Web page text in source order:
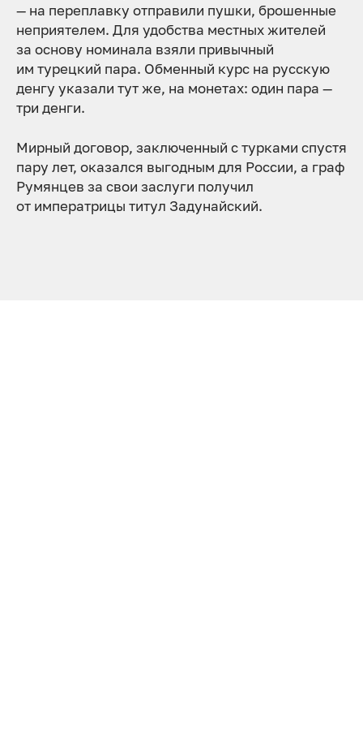
— на переплавку отправили пушки, брошенные
неприятелем. Для удобства местных жителей
за основу номинала взяли привычный
им турецкий пара. Обменный курс на русскую
денгу указали тут же, на монетах: один пара —
три денги.
Мирный договор, заключенный с турками спустя
пару лет, оказался выгодным для России, а граф
Румянцев за свои заслуги получил
от императрицы титул Задунайский.